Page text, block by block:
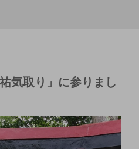
気取り」に参りまし